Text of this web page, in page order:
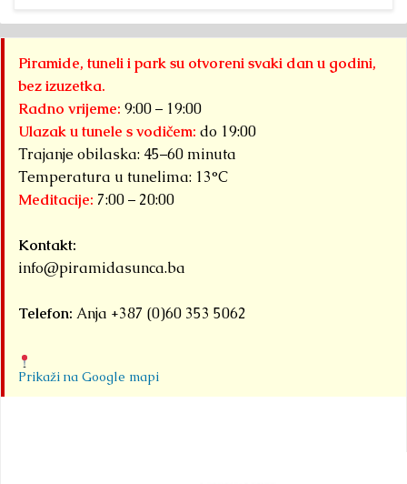
Piramide, tuneli i park su otvoreni svaki dan u godini,
bez izuzetka.
Radno vrijeme: 9:00 – 19:00
Ulazak u tunele s vodičem: do 19:00
Trajanje obilaska: 45–60 minuta
Temperatura u tunelima: 13°C
Meditacije: 7:00 – 20:00
Kontakt:
info@piramidasunca.ba
Telefon: Anja +387 (0)60 353 5062
Prikaži na Google mapi